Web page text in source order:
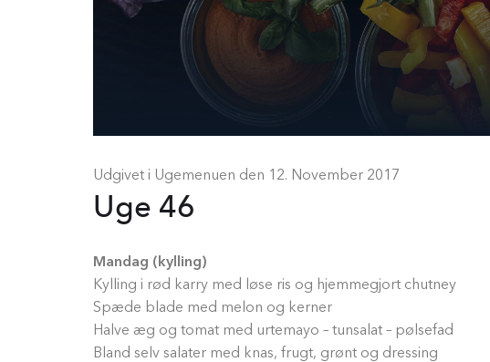
Udgivet i Ugemenuen den 12. November 2017
Uge 46
Mandag (kylling)
Kylling i rød karry med løse ris og hjemmegjort chutney
Spæde blade med melon og kerner
Halve æg og tomat med urtemayo – tunsalat – pølsefad
Bland selv salater med knas, frugt, grønt og dressing